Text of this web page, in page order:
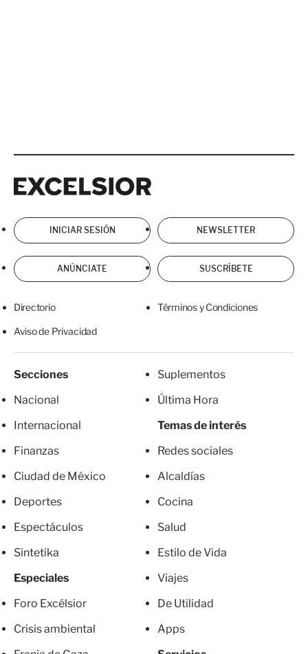
INICIAR SESIÓN NEWSLETTER
ANÚNCIATE SUSCRÍBETE
Directorio Términos y Condiciones
Aviso de Privacidad
Secciones
Nacional
Internacional
Finanzas
Ciudad de México
Deportes
Espectáculos
Sintetika
Especiales
Foro Excélsior
Crisis ambiental
Suplementos
Última Hora
Temas de interés
Redes sociales
Alcaldías
Cocina
Salud
Estilo de Vida
Viajes
De Utilidad
Apps